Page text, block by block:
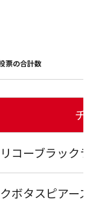
票の合計数
チ
リコーブラックラ
クボタスピアー